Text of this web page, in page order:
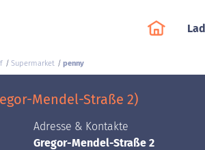
Supermarket penny
Mendel-Straße 2)
Adresse & Kontakte
Gregor-Mendel-Straße 2